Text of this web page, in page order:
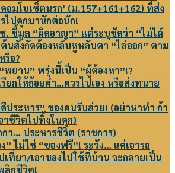
อมโบเซ็ตนรก’ (ม.157+161+162) ที่ส่ง
ไปคุกมานักต่อนัก!
. ชี้มูล “ผิดอาญา” แต่ระบุชัดว่า “ไม่ได้
นสังกัดต้องหลับหูหลับตา “ไล่ออก” ตาม
รือ?
พยาน” พรุ่งนี้เป็น “ผู้ต้องหา”!?
ยกให้ถ้อยคำ…ควรไปเอง หรือส่งทนาย
ประหาร” ของคนรับส่วย! (อย่าหาทำ ถ้า
าชีวิตไปทิ้งในคุก)
า… ประหารชีวิต (ราชการ)
” ไม่ใช่ “ของฟรี”! ระวัง… แค่เอารถ
เที่ยว/เอาของไปใช้ที่บ้าน จะกลายเป็น
ลิกชีวิต!